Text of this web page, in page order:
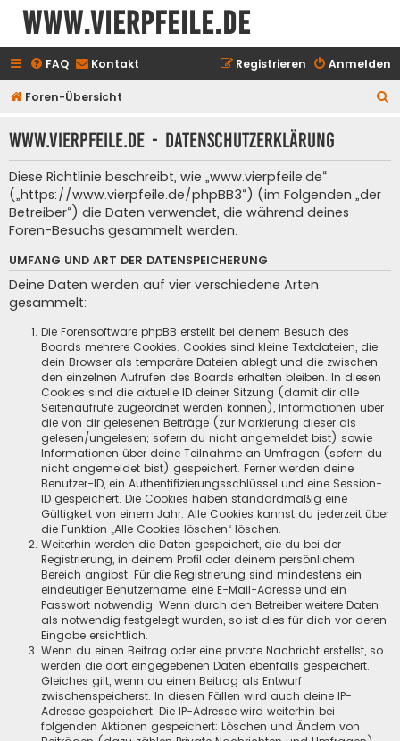
www.vierpfeile.de
FAQ Kontakt Anmelden
Registrieren
Foren-Übersicht
h
www.vierpfeile.de - Datenschutzerklärung
Diese Richtlinie beschreibt, wie „www.vierpfeile.de“
(„https://www.vierpfeile.de/phpBB3“) (im Folgenden „der
Betreiber“) die Daten verwendet, die während deines
Foren-Besuchs gesammelt werden.
UMFANG UND ART DER DATENSPEICHERUNG
Deine Daten werden auf vier verschiedene Arten
gesammelt:
Die Forensoftware phpBB erstellt bei deinem Besuch des
Boards mehrere Cookies. Cookies sind kleine Textdateien, die
dein Browser als temporäre Dateien ablegt und die zwischen
den einzelnen Aufrufen des Boards erhalten bleiben. In diesen
Cookies sind die aktuelle ID deiner Sitzung (damit dir alle
Seitenaufrufe zugeordnet werden können), Informationen über
die von dir gelesenen Beiträge (zur Markierung dieser als
gelesen/ungelesen; sofern du nicht angemeldet bist) sowie
Informationen über deine Teilnahme an Umfragen (sofern du
nicht angemeldet bist) gespeichert. Ferner werden deine
Benutzer-ID, ein Authentifizierungsschlüssel und eine Session-
ID gespeichert. Die Cookies haben standardmäßig eine
Gültigkeit von einem Jahr. Alle Cookies kannst du jederzeit über
die Funktion „Alle Cookies löschen“ löschen.
Weiterhin werden die Daten gespeichert, die du bei der
Registrierung, in deinem Profil oder deinem persönlichem
Bereich angibst. Für die Registrierung sind mindestens ein
eindeutiger Benutzername, eine E-Mail-Adresse und ein
Passwort notwendig. Wenn durch den Betreiber weitere Daten
als notwendig festgelegt wurden, so ist dies für dich vor deren
Eingabe ersichtlich.
Wenn du einen Beitrag oder eine private Nachricht erstellst, so
werden die dort eingegebenen Daten ebenfalls gespeichert.
Gleiches gilt, wenn du einen Beitrag als Entwurf
zwischenspeicherst. In diesen Fällen wird auch deine IP-
Adresse gespeichert. Die IP-Adresse wird weiterhin bei
folgenden Aktionen gespeichert: Löschen und Ändern von